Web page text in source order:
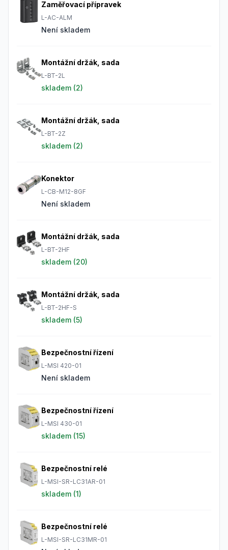
Zaměřovací přípravek
L-AC-ALM
Není skladem
Montážní držák, sada
L-BT-2L
skladem (2)
Montážní držák, sada
L-BT-2Z
skladem (2)
Konektor
L-CB-M12-8GF
Není skladem
Montážní držák, sada
L-BT-2HF
skladem (20)
Montážní držák, sada
L-BT-2HF-S
skladem (5)
Bezpečnostní řízení
L-MSI 420-01
Není skladem
Bezpečnostní řízení
L-MSI 430-01
skladem (15)
Bezpečnostní relé
L-MSI-SR-LC31AR-01
skladem (1)
Bezpečnostní relé
L-MSI-SR-LC31MR-01